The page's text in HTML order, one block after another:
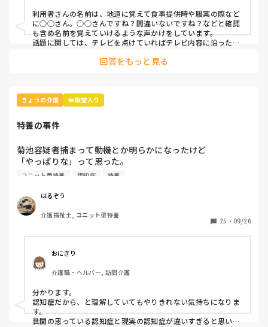
利用者さんの名前は、地道に覚えて食事提供時や服薬の際など
に○○さん。○○さんですね？間違いないですね？などと確認
も含め名前を覚えていけるような声かけをしています。
話題に関しては、テレビを点けていればテレビ内容に沿った話
回答をもっと見る
きょうの介護 👑殿堂入り
特養の事件
菊池容疑者捕まって動機とか明らかになったけど
「やっぱりな」って思った。
利用者さんから「バカ」って言われたり、暴力振るわれた
きっと職場もフォローしてくれなくて、ストレス溜め込んで
疲労が溜まった瞬間爆発しちゃったんだろうな…
利用者さんの家族も「よっぽどのことがないと、そんなこと
しない。優しい人だった」って言うけどこのご時世面会も難
しくて、利用者さんも認知症進んだりするから全く状態変わ
ることもあるんだよなぁ。
改めて上司に相談したりして全体で考えて、家族に早めに現
年々過激な認知症の利用者さん増えてきた気がするし…
「それくらい我慢しなよ」っていう根性論は無理だと思う。
一人ひとり気持ちのキャパあるし、体格差もあるし、職員だ
ユニット型特養 認知症 特養
はるぞう
介護福祉士, ユニット型特養
25 ・ 09/26
おにぎり
介護職・ヘルパー, 訪問介護
分かります。
認知症だから、と理解していてもやりきれない気持ちになりま
す。
世間の思っている認知症と現実の認知症が違いすぎると思いま